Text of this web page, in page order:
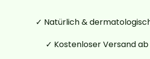
✓ Natürlich &
✓ Kostenloser Versand